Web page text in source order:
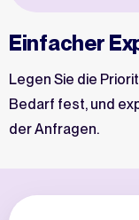
Einfacher
Legen Sie die
Bedarf fest, und
der Anfragen.